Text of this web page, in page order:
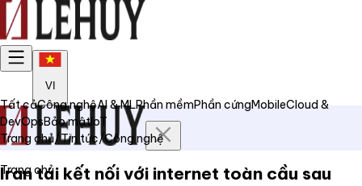
VI
Trang chủ
Tất cảCông nghệAI & MLPhần mềmPhần cứngMobileCloud &
DevOpsBảo mậtIoT
Trang chủ/Tin tức/Công nghệ
Iran tái kết nối với internet toàn cầu sau